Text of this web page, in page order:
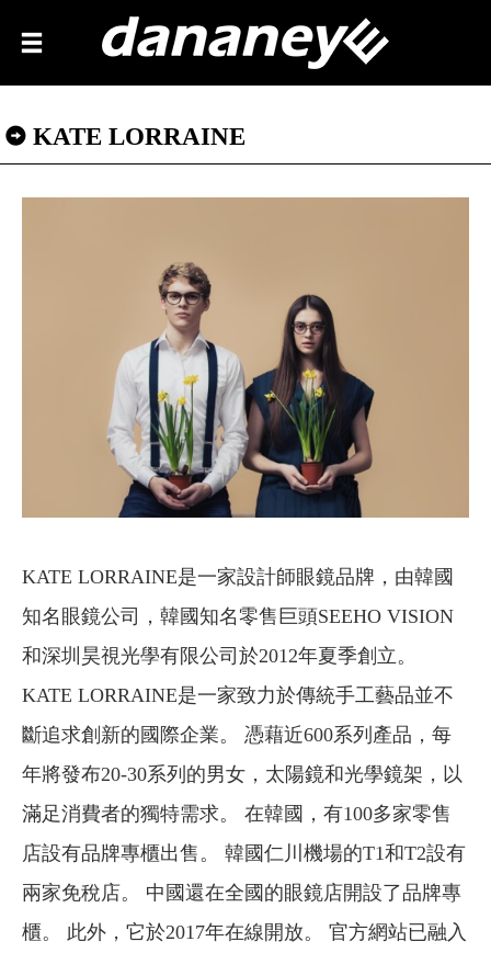
KATE LORRAINE
KATE LORRAINE是一家設計師眼鏡品牌，由韓國
知名眼鏡公司，韓國知名零售巨頭SEEHO VISION
和深圳昊視光學有限公司於2012年夏季創立。
KATE LORRAINE是一家致力於傳統手工藝品並不
斷追求創新的國際企業。 憑藉近600系列產品，每
年將發布20-30系列的男女，太陽鏡和光學鏡架，以
滿足消費者的獨特需求。 在韓國，有100多家零售
店設有品牌專櫃出售。 韓國仁川機場的T1和T2設有
兩家免稅店。 中國還在全國的眼鏡店開設了品牌專
櫃。 此外，它於2017年在線開放。 官方網站已融入